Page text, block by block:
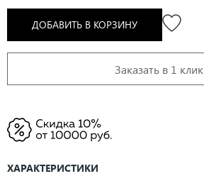
ДОБАВИТЬ В КОРЗИНУ
Заказать в 1 клик
ХАРАКТЕРИСТИКИ